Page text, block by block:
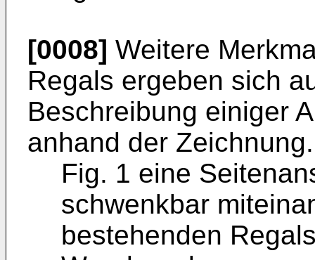
[0008] Weitere
Regals ergeben sich
Beschreibung einiger
anhand der
Fig. 1 eine
schwenkbar
bestehenden